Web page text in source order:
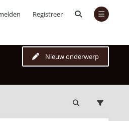
Registreer
Nieuw onderwerp